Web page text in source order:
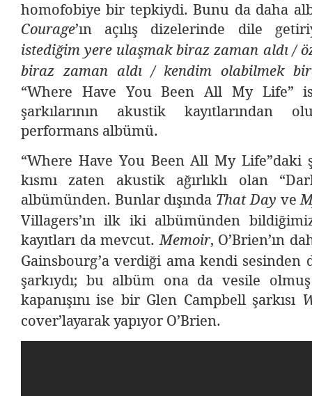
homofobiye bir tepkiydi. Bunu da daha
Courage’ın açılış dizelerinde dile
istediğim yere ulaşmak biraz zaman aldı /
biraz zaman aldı / kendim olabilmek
“Where Have You Been All My Life”
şarkılarının akustik kayıtlarından
performans albümü.
“Where Have You Been All My Life”daki
kısmı zaten akustik ağırlıklı olan
albümünden. Bunlar dışında That Day ve
Villagers’ın ilk iki albümünden
kayıtları da mevcut.Memoir, O’Brien’ın
Gainsbourg’a verdiği ama kendi sesinden
şarkıydı; bu albüm ona da vesile
kapanışını ise bir Glen Campbell şarkısı
cover’layarak yapıyor O’Brien.